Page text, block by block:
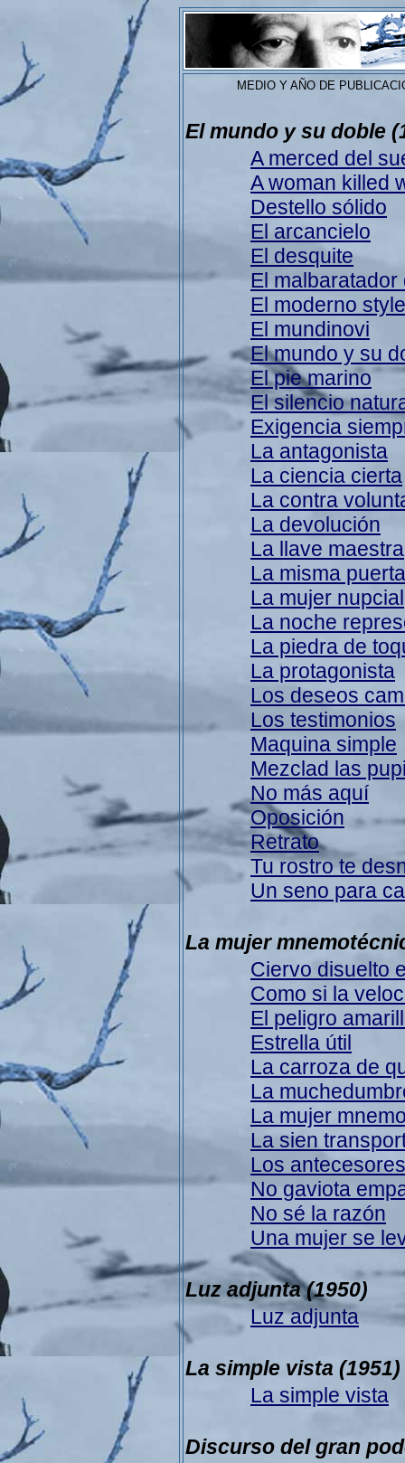
MEDIO Y AÑO DE
El mundo y su doble
A merced del
A woman killed
Destello sólido
El arcancielo
El desquite
El
El moderno style
El mundinovi
El mundo y su
El pie marino
El silencio
Exigencia
La antagonista
La ciencia cierta
La contra
La devolución
La llave maestra
La misma puerta
La mujer nupcial
La noche
La piedra de
La protagonista
Los deseos
Los testimonios
Maquina simple
Mezclad las
No más aquí
Oposición
Retrato
Tu rostro te
Un seno para
La mujer
Ciervo disuelto
Como si la
El peligro
Estrella útil
La carroza de
La
La mujer
La sien
Los antecesores
No gaviota
No sé la razón
Una mujer se
Luz adjunta (1950)
Luz adjunta
La simple vista (1951)
La simple vista
Discurso del gran